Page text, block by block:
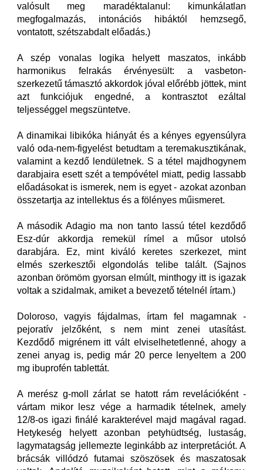
valósult meg maradéktalanul: kimunkálatlan
megfogalmazás, intonációs hibáktól hemzsegő,
vontatott, szétszabdalt előadás.)
A szép vonalas logika helyett maszatos, inkább
harmonikus felrakás érvényesült: a vasbeton-
szerkezetű támasztó akkordok jóval előrébb jöttek, mint
azt funkciójuk engedné, a kontrasztot ezáltal
teljességgel megszüntetve.
A dinamikai libikóka hiányát és a kényes egyensúlyra
való oda-nem-figyelést betudtam a teremakusztikának,
valamint a kezdő lendületnek. S a tétel majdhogynem
darabjaira esett szét a tempóvétel miatt, pedig lassabb
előadásokat is ismerek, nem is egyet - azokat azonban
összetartja az intellektus és a fölényes műismeret.
A második Adagio ma non tanto lassú tétel kezdődő
Esz-dúr akkordja remekül rímel a műsor utolsó
darabjára. Ez, mint kiváló keretes szerkezet, mint
elmés szerkesztői elgondolás telibe talált. (Sajnos
azonban örömöm gyorsan elmúlt, minthogy itt is igazak
voltak a szidalmak, amiket a bevezető tételnél írtam.)
Doloroso, vagyis fájdalmas, írtam fel magamnak -
pejoratív jelzőként, s nem mint zenei utasítást.
Kezdődő migrénem itt vált elviselhetetlenné, ahogy a
zenei anyag is, pedig már 20 perce lenyeltem a 200
mg ibuprofén tablettát.
A merész g-moll zárlat se hatott rám revelációként -
vártam mikor lesz vége a harmadik tételnek, amely
12/8-os igazi finálé karakterével majd magával ragad.
Hetykeség helyett azonban petyhüdtség, lustaság,
lagymatagság jellemezte leginkább az interpretációt. A
brácsák villódzó futamai szöszösek és maszatosak